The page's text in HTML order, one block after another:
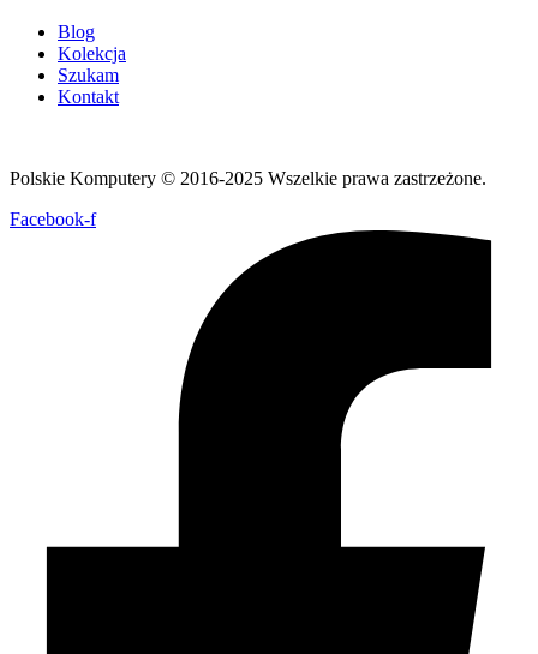
Blog
Kolekcja
Szukam
Kontakt
Polskie Komputery © 2016-2025 Wszelkie prawa zastrzeżone.
Facebook-f